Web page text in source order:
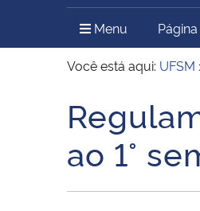
Ministério do Meio
Secretaria de Governo
Menu Menu
Você está aqui: UFSM
Início do conteúdo
ao 1°